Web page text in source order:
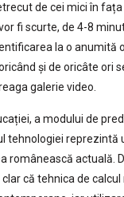
de cei mici în fața
fi scurte, de 4-8
la o anumită
și de oricâte ori
galerie video.
a modului de
tehnologiei reprezintă
românească actuală.
că tehnica de